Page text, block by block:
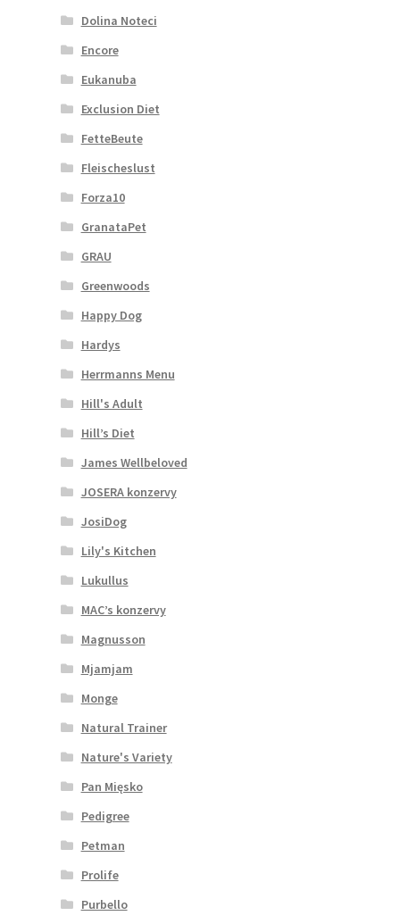
Dolina Noteci
Encore
Eukanuba
Exclusion Diet
FetteBeute
Fleischeslust
Forza10
GranataPet
GRAU
Greenwoods
Happy Dog
Hardys
Herrmanns Menu
Hill's Adult
Hill’s Diet
James Wellbeloved
JOSERA konzervy
JosiDog
Lily's Kitchen
Lukullus
MAC’s konzervy
Magnusson
Mjamjam
Monge
Natural Trainer
Nature's Variety
Pan Mięsko
Pedigree
Petman
Prolife
Purbello